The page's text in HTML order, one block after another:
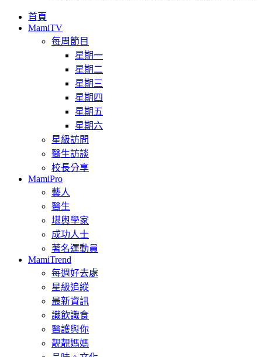
首頁
MamiTV
每周節目
星期一
星期二
星期三
星期四
星期五
星期六
星級訪問
醫生訪談
校長分享
MamiPro
藝人
醫生
堪輿學家
成功人士
著名運動員
MamiTrend
每週好去處
星級追縱
最新資訊
識飲識食
醫護與你
靚靚媽媽